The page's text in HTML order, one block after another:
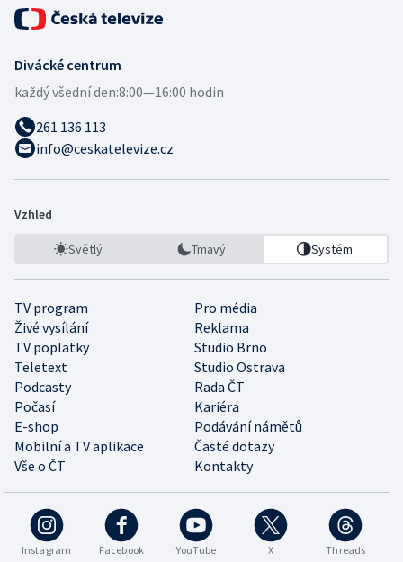
Divácké centrum
každý všední den:8:00—16:00 hodin
261 136 113
info@ceskatelevize.cz
Vzhled
Světlý Tmavý Systém
TV program
Pro média
Živé vysílání
Reklama
TV poplatky
Studio Brno
Teletext
Studio Ostrava
Podcasty
Rada ČT
Počasí
Kariéra
E-shop
Podávání námětů
Mobilní a TV aplikace
Časté dotazy
Vše o ČT
Kontakty
Instagram Facebook YouTube X Threads